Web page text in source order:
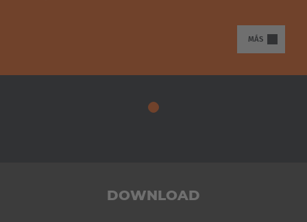
MÁS
DOWNLOAD